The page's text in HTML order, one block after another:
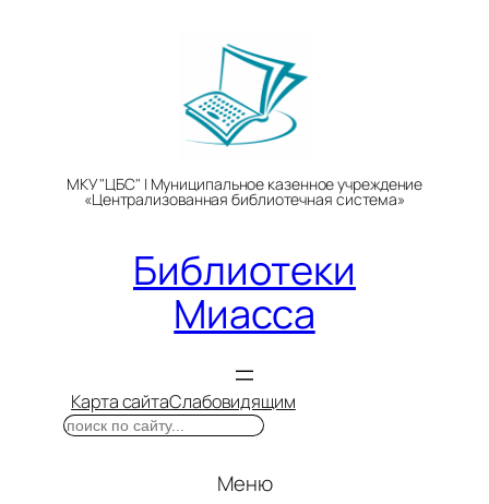
МКУ "ЦБС" | Муниципальное казенное учреждение
«Централизованная библиотечная система»
Библиотеки
Миасса
Карта сайтаСлабовидящим
Поиск
Меню